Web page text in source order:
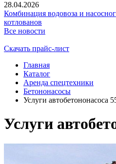
28.04.2026
Комбинация водовоза и
котлованов
Все новости
Скачать прайс-лист
Главная
Каталог
Аренда спецтехники
Бетононасосы
Услуги автобетононасоса
Услуги